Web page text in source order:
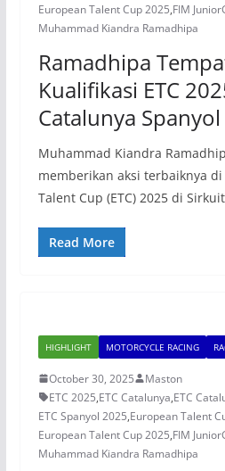
European Talent Cup 2025,FIM
Muhammad Kiandra Ramadhipa
Ramadhipa
Kualifikasi ETC
Catalunya Spanyol
Muhammad Kiandra
memberikan aksi terbaiknya
Talent Cup (ETC) 2025 di
Read More
HIGHLIGHT MOTORCYCLE RACING
October 30, 2025
Maston
ETC 2025,ETC Catalunya,ETC
ETC Spanyol 2025,European Talent
European Talent Cup 2025,FIM
Muhammad Kiandra Ramadhipa